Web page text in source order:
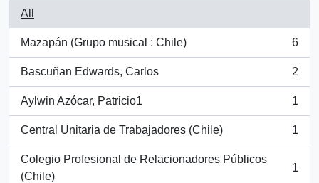
All
Mazapán (Grupo musical : Chile)
, 6 results
6
Bascuñan Edwards, Carlos
, 2 results
2
Aylwin Azócar, Patricio1
, 1 results
1
Central Unitaria de Trabajadores (Chile)
, 1 results
1
Colegio Profesional de Relacionadores Públicos
(Chile)
, 1 results
1